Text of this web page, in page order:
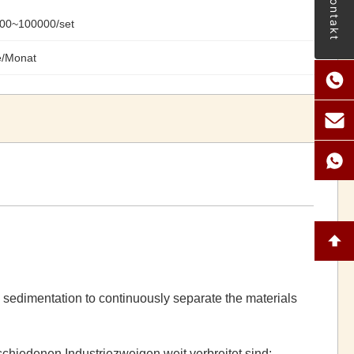
Kontakt
set
Monat
to continuously separate the materials